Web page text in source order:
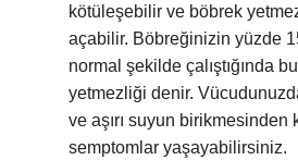
kötüleşebilir ve böbrek
açabilir. Böbreğinizin yüzde
normal şekilde çalıştığında
yetmezliği denir.
ve aşırı suyun birikmesinden
semptomlar yaşayabilirsiniz.